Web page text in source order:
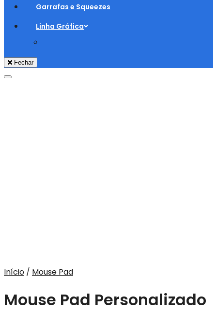
Garrafas e Squeezes
Linha Gráfica
Fechar
Início / Mouse Pad
Mouse Pad Personalizado